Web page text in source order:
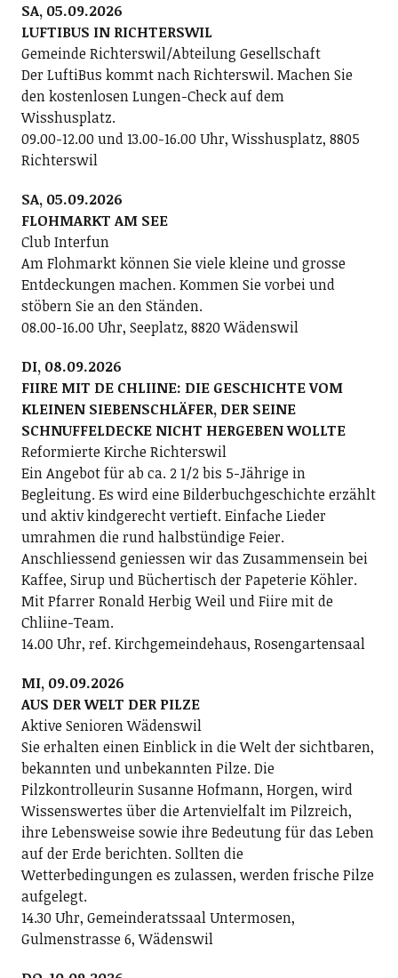
SA, 05.09.2026
LUFTIBUS IN RICHTERSWIL
Gemeinde Richterswil/Abteilung Gesellschaft
Der LuftiBus kommt nach Richterswil. Machen Sie
den kostenlosen Lungen-Check auf dem
Wisshusplatz.
09.00-12.00 und 13.00-16.00 Uhr, Wisshusplatz, 8805
Richterswil
SA, 05.09.2026
FLOHMARKT AM SEE
Club Interfun
Am Flohmarkt können Sie viele kleine und grosse
Entdeckungen machen. Kommen Sie vorbei und
stöbern Sie an den Ständen.
08.00-16.00 Uhr, Seeplatz, 8820 Wädenswil
DI, 08.09.2026
FIIRE MIT DE CHLIINE: DIE GESCHICHTE VOM
KLEINEN SIEBENSCHLÄFER, DER SEINE
SCHNUFFELDECKE NICHT HERGEBEN WOLLTE
Reformierte Kirche Richterswil
Ein Angebot für ab ca. 2 1/2 bis 5-Jährige in
Begleitung. Es wird eine Bilderbuchgeschichte erzählt
und aktiv kindgerecht vertieft. Einfache Lieder
umrahmen die rund halbstündige Feier.
Anschliessend geniessen wir das Zusammensein bei
Kaffee, Sirup und Büchertisch der Papeterie Köhler.
Mit Pfarrer Ronald Herbig Weil und Fiire mit de
Chliine-Team.
14.00 Uhr, ref. Kirchgemeindehaus, Rosengartensaal
MI, 09.09.2026
AUS DER WELT DER PILZE
Aktive Senioren Wädenswil
Sie erhalten einen Einblick in die Welt der sichtbaren,
bekannten und unbekannten Pilze. Die
Pilzkontrolleurin Susanne Hofmann, Horgen, wird
Wissenswertes über die Artenvielfalt im Pilzreich,
ihre Lebensweise sowie ihre Bedeutung für das Leben
auf der Erde berichten. Sollten die
Wetterbedingungen es zulassen, werden frische Pilze
aufgelegt.
14.30 Uhr, Gemeinderatssaal Untermosen,
Gulmenstrasse 6, Wädenswil